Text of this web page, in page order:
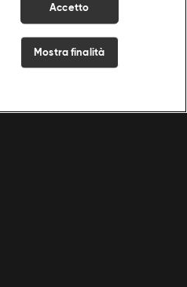
Accetto
Mostra finalità